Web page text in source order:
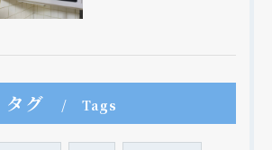
タグ Tags
チラシのページにジャンプします
チラシのページにジャンプします